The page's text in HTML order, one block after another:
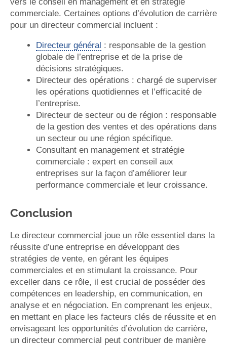
commerciale. Certaines options d’évolution de carrière
pour un directeur commercial incluent :
Directeur général : responsable de la gestion
globale de l’entreprise et de la prise de
décisions stratégiques.
Directeur des opérations : chargé de superviser
les opérations quotidiennes et l’efficacité de
l’entreprise.
Directeur de secteur ou de région : responsable
de la gestion des ventes et des opérations dans
un secteur ou une région spécifique.
Consultant en management et stratégie
commerciale : expert en conseil aux
entreprises sur la façon d’améliorer leur
performance commerciale et leur croissance.
Conclusion
Le directeur commercial joue un rôle essentiel dans la
réussite d’une entreprise en développant des
stratégies de vente, en gérant les équipes
commerciales et en stimulant la croissance. Pour
exceller dans ce rôle, il est crucial de posséder des
compétences en leadership, en communication, en
analyse et en négociation. En comprenant les enjeux,
en mettant en place les facteurs clés de réussite et en
envisageant les opportunités d’évolution de carrière,
un directeur commercial peut contribuer de manière